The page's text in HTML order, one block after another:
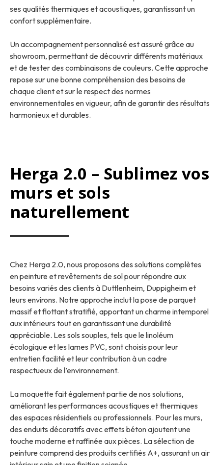
ses qualités thermiques et acoustiques, garantissant un
confort supplémentaire.
Un accompagnement personnalisé est assuré grâce au
showroom, permettant de découvrir différents matériaux
et de tester des combinaisons de couleurs. Cette approche
repose sur une bonne compréhension des besoins de
chaque client et sur le respect des normes
environnementales en vigueur, afin de garantir des résultats
harmonieux et durables.
Herga 2.0 – Sublimez vos
murs et sols
naturellement
Chez Herga 2.0, nous proposons des solutions complètes
en peinture et revêtements de sol pour répondre aux
besoins variés des clients à Duttlenheim, Duppigheim et
leurs environs. Notre approche inclut la pose de parquet
massif et flottant stratifié, apportant un charme intemporel
aux intérieurs tout en garantissant une durabilité
appréciable. Les sols souples, tels que le linoléum
écologique et les lames PVC, sont choisis pour leur
entretien facilité et leur contribution à un cadre
respectueux de l’environnement.
La moquette fait également partie de nos solutions,
améliorant les performances acoustiques et thermiques
des espaces résidentiels ou professionnels. Pour les murs,
des enduits décoratifs avec effets béton ajoutent une
touche moderne et raffinée aux pièces. La sélection de
peinture comprend des produits certifiés A+, assurant un air